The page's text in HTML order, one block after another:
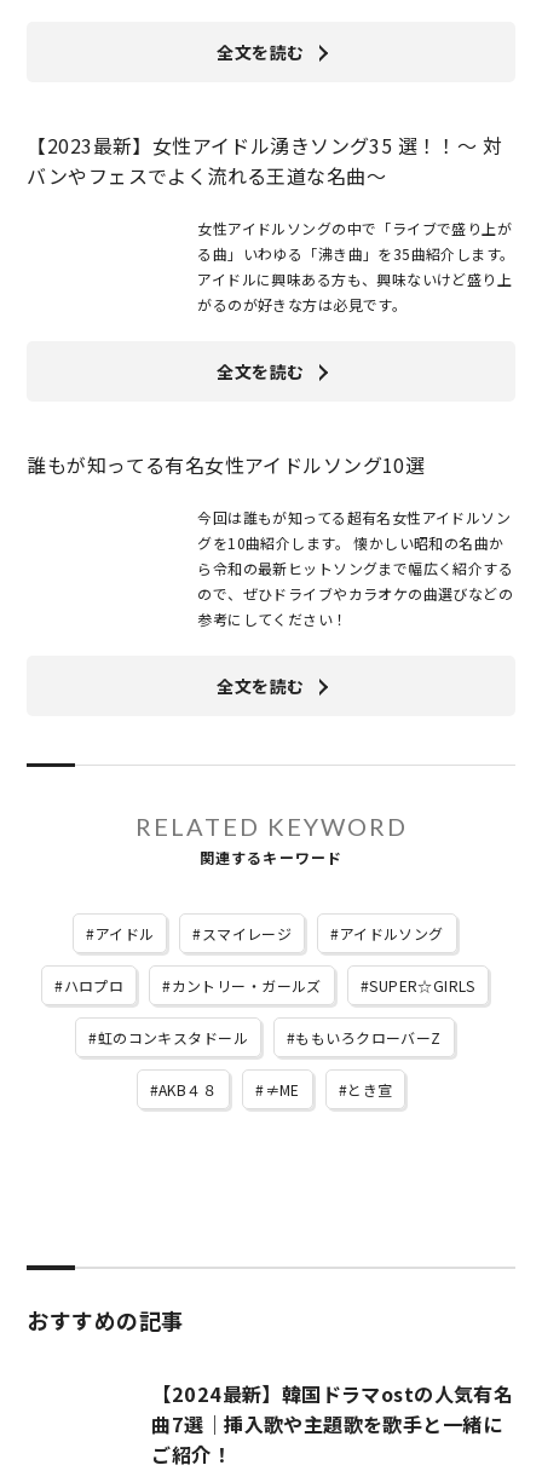
全文を読む
【2023最新】女性アイドル湧きソング35 選！！～ 対
バンやフェスでよく流れる王道な名曲～
女性アイドルソングの中で「ライブで盛り上が
る曲」いわゆる「沸き曲」を35曲紹介します。
アイドルに興味ある方も、興味ないけど盛り上
がるのが好きな方は必見です。
全文を読む
誰もが知ってる有名女性アイドルソング10選
今回は誰もが知ってる超有名女性アイドルソン
グを10曲紹介します。 懐かしい昭和の名曲か
ら令和の最新ヒットソングまで幅広く紹介する
ので、ぜひドライブやカラオケの曲選びなどの
参考にしてください！
全文を読む
RELATED KEYWORD
関連するキーワード
アイドル スマイレージ アイドルソング
ハロプロ カントリー・ガールズ SUPER☆GIRLS
虹のコンキスタドール ももいろクローバーZ
AKB４８ ≠ME とき宣
おすすめの記事
【2024最新】韓国ドラマostの人気有名
曲7選｜挿入歌や主題歌を歌手と一緒に
ご紹介！